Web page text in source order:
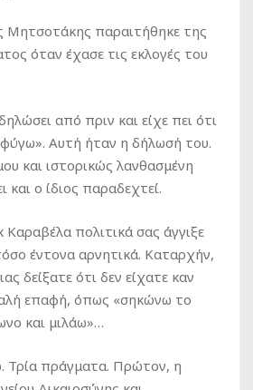
Μητσοτάκης παραιτήθηκε της
όταν έχασε τις εκλογές του
από πριν και είχε πει ότι
Αυτή ήταν η δήλωσή του.
και ιστορικώς λανθασμένη
και ο ίδιος παραδεχτεί.
Καραβέλα πολιτικά σας άγγιξε
έντονα αρνητικά. Καταρχήν,
δείξατε ότι δεν είχατε καν
επαφή, όπως «σηκώνω το
και μιλάω»…
Τρία πράγματα. Πρώτον, η